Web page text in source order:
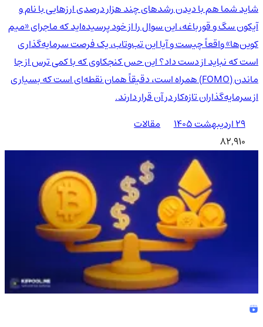
شاید شما هم با دیدن رشدهای چند هزار درصدی ارزهایی با نام و
آیکون سگ و قورباغه، این سوال را از خود پرسیده‌اید که ماجرای «میم
کوین‌ها» واقعاً چیست و آیا این تب‌وتاب، یک فرصت سرمایه‌گذاری
است که نباید از دست داد؟ این حس کنجکاوی که با کمی ترس از جا
ماندن (FOMO) همراه است، دقیقاً همان نقطه‌ای است که بسیاری
از سرمایه‌گذاران تازه‌کار در آن قرار دارند.
۲۹ اردیبهشت ۱۴۰۵
مقالات
82,910